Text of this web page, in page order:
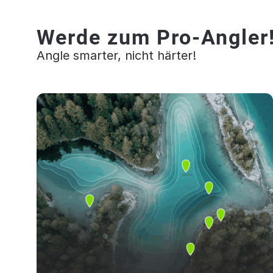
Werde zum Pro-
Angle smarter, nicht härter!